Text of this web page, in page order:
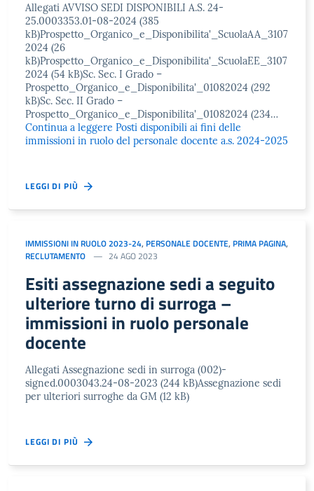
Allegati AVVISO SEDI DISPONIBILI A.S. 24-
25.0003353.01-08-2024 (385
kB)Prospetto_Organico_e_Disponibilita'_ScuolaAA_3107
2024 (26
kB)Prospetto_Organico_e_Disponibilita'_ScuolaEE_3107
2024 (54 kB)Sc. Sec. I Grado –
Prospetto_Organico_e_Disponibilita'_01082024 (292
kB)Sc. Sec. II Grado –
Prospetto_Organico_e_Disponibilita'_01082024 (234…
Continua a leggere Posti disponibili ai fini delle
immissioni in ruolo del personale docente a.s. 2024-2025
LEGGI DI PIÙ
IMMISSIONI IN RUOLO 2023-24, PERSONALE DOCENTE, PRIMA PAGINA,
RECLUTAMENTO
24 AGO 2023
Esiti assegnazione sedi a seguito
ulteriore turno di surroga –
immissioni in ruolo personale
docente
Allegati Assegnazione sedi in surroga (002)-
signed.0003043.24-08-2023 (244 kB)Assegnazione sedi
per ulteriori surroghe da GM (12 kB)
LEGGI DI PIÙ